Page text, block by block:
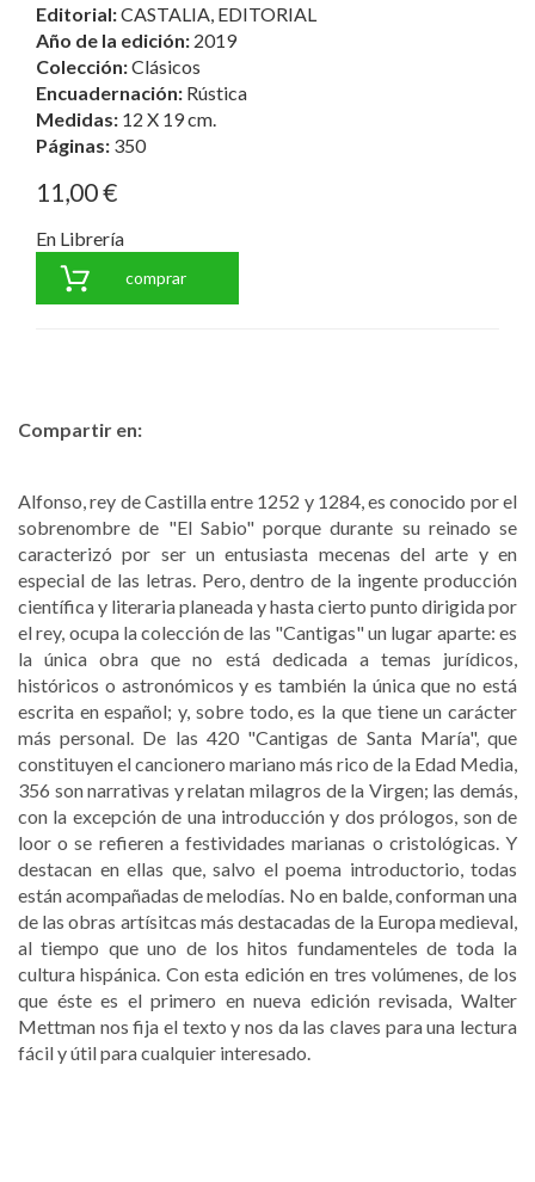
Editorial:CASTALIA, EDITORIAL
Año de la edición: 2019
Colección:Clásicos
Encuadernación: Rústica
Medidas: 12 X 19 cm.
Páginas: 350
11,00 €
En Librería
comprar
Compartir en:
Alfonso, rey de Castilla entre 1252 y 1284, es conocido por el
sobrenombre de "El Sabio" porque durante su reinado se
caracterizó por ser un entusiasta mecenas del arte y en
especial de las letras. Pero, dentro de la ingente producción
científica y literaria planeada y hasta cierto punto dirigida por
el rey, ocupa la colección de las "Cantigas" un lugar aparte: es
la única obra que no está dedicada a temas jurídicos,
históricos o astronómicos y es también la única que no está
escrita en español; y, sobre todo, es la que tiene un carácter
más personal. De las 420 "Cantigas de Santa María", que
constituyen el cancionero mariano más rico de la Edad Media,
356 son narrativas y relatan milagros de la Virgen; las demás,
con la excepción de una introducción y dos prólogos, son de
loor o se refieren a festividades marianas o cristológicas. Y
destacan en ellas que, salvo el poema introductorio, todas
están acompañadas de melodías. No en balde, conforman una
de las obras artísitcas más destacadas de la Europa medieval,
al tiempo que uno de los hitos fundamenteles de toda la
cultura hispánica. Con esta edición en tres volúmenes, de los
que éste es el primero en nueva edición revisada, Walter
Mettman nos fija el texto y nos da las claves para una lectura
fácil y útil para cualquier interesado.